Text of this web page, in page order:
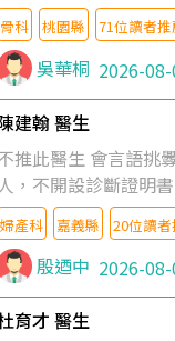
骨科 桃園縣 71位讀者推
吳華桐 2026-
建翰 醫生
推此醫生 會言語挑
，不開設診斷證明
判斷！
婦產科 嘉義縣 20位讀
殷迺中 2026-
育才 醫生